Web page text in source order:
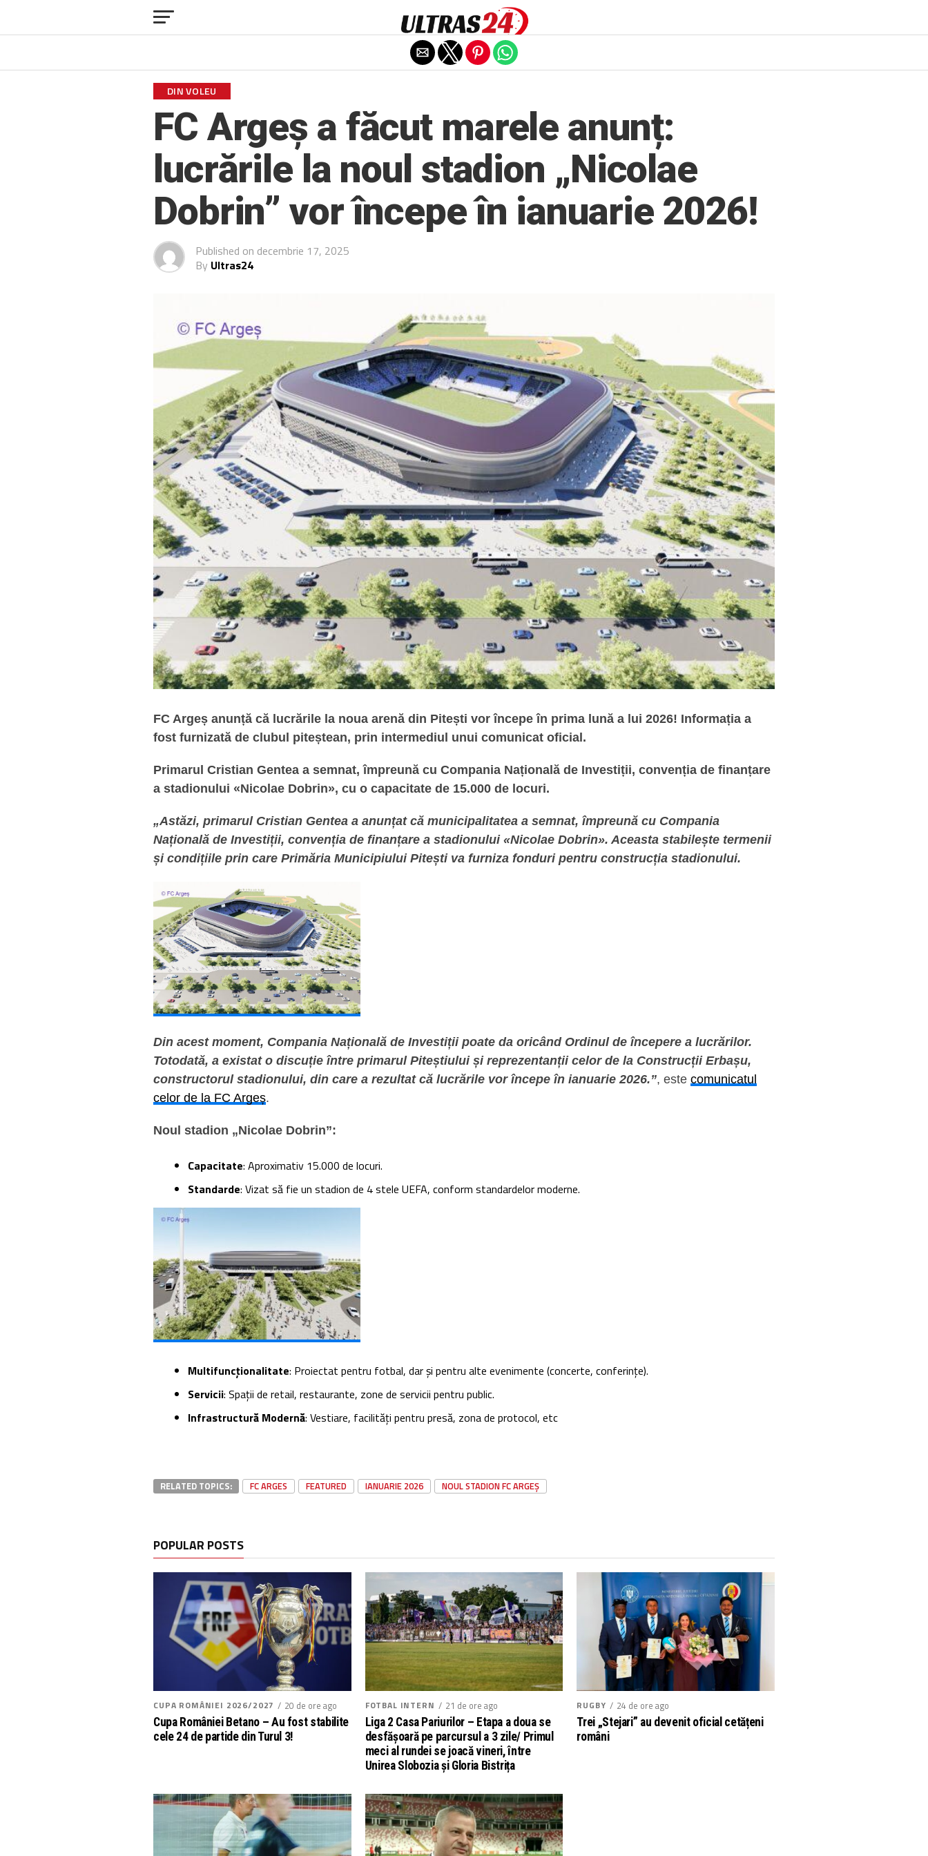
DIN VOLEU
FC Argeș a făcut marele anunț:
lucrările la noul stadion „Nicolae
Dobrin” vor începe în ianuarie 2026!
Published on decembrie 17, 2025
By Ultras24
FC Argeș anunță că lucrările la noua arenă din Pitești vor începe în prima lună a lui 2026! Informația a
fost furnizată de clubul piteștean, prin intermediul unui comunicat oficial.
Primarul Cristian Gentea a semnat, împreună cu Compania Națională de Investiții, convenția de finanțare
a stadionului «Nicolae Dobrin», cu o capacitate de 15.000 de locuri.
„Astăzi, primarul Cristian Gentea a anunțat că municipalitatea a semnat, împreună cu Compania
Națională de Investiții, convenția de finanțare a stadionului «Nicolae Dobrin». Aceasta stabilește termenii
și condițiile prin care Primăria Municipiului Pitești va furniza fonduri pentru construcția stadionului.
Din acest moment, Compania Națională de Investiții poate da oricând Ordinul de începere a lucrărilor.
Totodată, a existat o discuție între primarul Piteștiului și reprezentanții celor de la Construcții Erbașu,
constructorul stadionului, din care a rezultat că lucrările vor începe în ianuarie 2026.”, este comunicatul
celor de la FC Argeș.
Noul stadion „Nicolae Dobrin”:
Capacitate: Aproximativ 15.000 de locuri.
Standarde: Vizat să fie un stadion de 4 stele UEFA, conform standardelor moderne.
Multifuncționalitate: Proiectat pentru fotbal, dar și pentru alte evenimente (concerte, conferințe).
Servicii: Spații de retail, restaurante, zone de servicii pentru public.
Infrastructură Modernă: Vestiare, facilități pentru presă, zona de protocol, etc
RELATED TOPICS: FC ARGES FEATURED IANUARIE 2026 NOUL STADION FC ARGEȘ
POPULAR POSTS
CUPA ROMÂNIEI 2026/2027
20 de ore ago
Cupa României Betano – Au fost stabilite
cele 24 de partide din Turul 3!
FOTBAL INTERN
21 de ore ago
Liga 2 Casa Pariurilor – Etapa a doua se
desfășoară pe parcursul a 3 zile/ Primul
meci al rundei se joacă vineri, între
Unirea Slobozia și Gloria Bistrița
RUGBY
24 de ore ago
Trei „Stejari” au devenit oficial cetățeni
români
Exit mobile version